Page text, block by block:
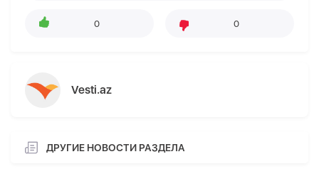
0 0
Vesti.az
ДРУГИЕ НОВОСТИ РАЗДЕЛА